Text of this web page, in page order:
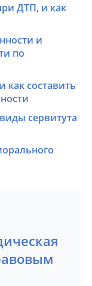
ДТП, и как
и
по
как составить
сервитута